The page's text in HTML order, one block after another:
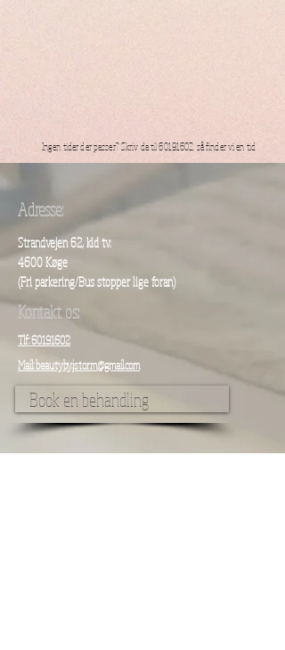
Ingen tider der passer? Skriv da til60191602, så finder vi en tid
Adresse:
Strandvejen 62, kld tv.
4600 Køge
(Fri parkering/Bus stopper lige foran)
Kontakt os:
Tlf: 60191602
Mail: beautyby.jstorm@gmail.com
Book en behandling